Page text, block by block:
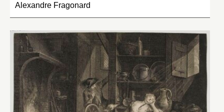
Alexandre Fragonard